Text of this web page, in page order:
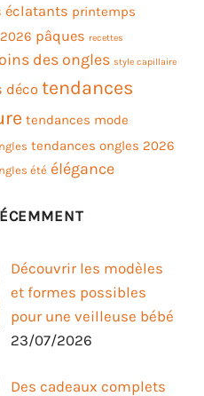
éclatants printemps
pâques recettes
des ongles style capillaire
déco tendances
tendances mode
tendances ongles 2026
été élégance
Découvrir les modèles
et formes possibles
pour une veilleuse bébé
23/07/2026
Des cadeaux complets